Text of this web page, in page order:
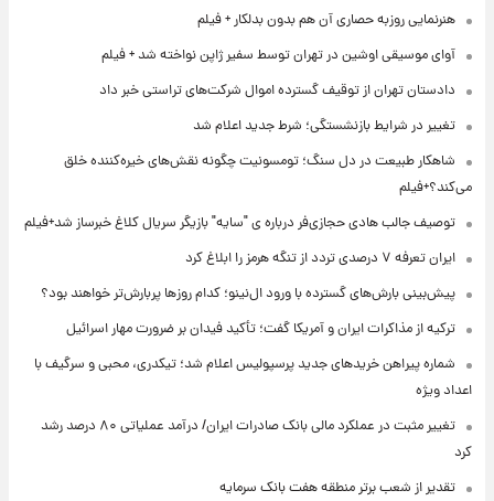
هنرنمایی روزبه حصاری آن هم بدون بدلکار + فیلم
آوای موسیقی اوشین در تهران توسط سفیر ژاپن نواخته شد + فیلم
دادستان تهران از توقیف گسترده اموال شرکت‌های تراستی خبر داد
تغییر در شرایط بازنشستگی؛ شرط جدید اعلام شد
شاهکار طبیعت در دل سنگ؛ تومسونیت چگونه نقش‌های خیره‌کننده خلق
می‌کند؟+فیلم
توصیف جالب هادی حجازی‌فر درباره ی "سایه" بازیگر سریال کلاغ خبرساز شد+فیلم
ایران تعرفه ۷ درصدی تردد از تنگه هرمز را ابلاغ کرد
پیش‌بینی بارش‌های گسترده با ورود ال‌نینو؛ کدام روزها پربارش‌تر خواهند بود؟
ترکیه از مذاکرات ایران و آمریکا گفت؛ تأکید فیدان بر ضرورت مهار اسرائیل
شماره پیراهن خریدهای جدید پرسپولیس اعلام شد؛ تیکدری، محبی و سرگیف با
اعداد ویژه
تغییر مثبت در عملکرد مالی بانک صادرات ایران/ درآمد عملیاتی ۸۰ درصد رشد
کرد
تقدیر از شعب برتر منطقه هفت بانک سرمایه